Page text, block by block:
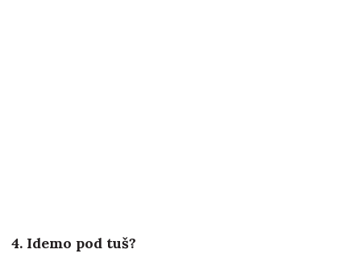
4. Idemo pod tuš?